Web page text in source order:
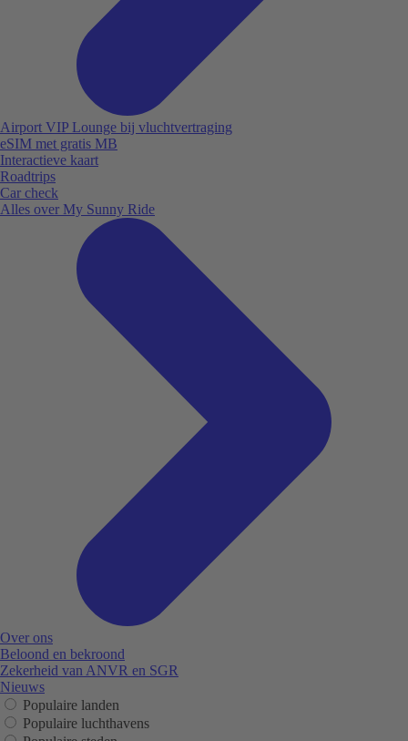
Airport VIP Lounge bij vluchtvertraging
eSIM met gratis MB
Interactieve kaart
Roadtrips
Car check
Alles over My Sunny Ride
Over ons
Beloond en bekroond
Zekerheid van ANVR en SGR
Nieuws
Populaire landen
Populaire luchthavens